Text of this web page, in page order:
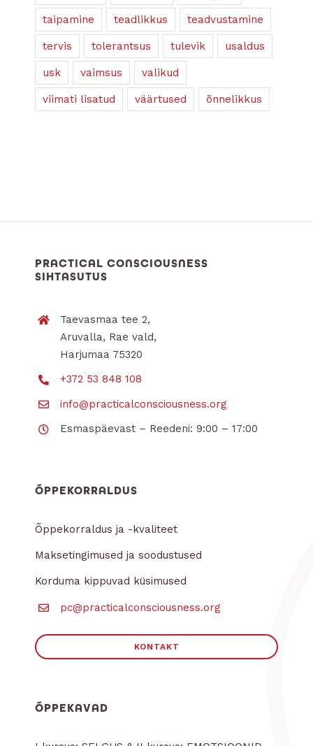
taipamine teadlikkus teadvustamine
tervis tolerantsus tulevik usaldus
usk vaimsus valikud
viimati lisatud väärtused õnnelikkus
PRACTICAL CONSCIOUSNESS
SIHTASUTUS
Taevasmaa tee 2,
Aruvalla, Rae vald,
Harjumaa 75320
+372 53 848 108
info@practicalconsciousness.org
Esmaspäevast – Reedeni: 9:00 – 17:00
ÕPPEKORRALDUS
Õppekorraldus ja -kvaliteet
Maksetingimused ja soodustused
Korduma kippuvad küsimused
pc@practicalconsciousness.org
KONTAKT
ÕPPEKAVAD